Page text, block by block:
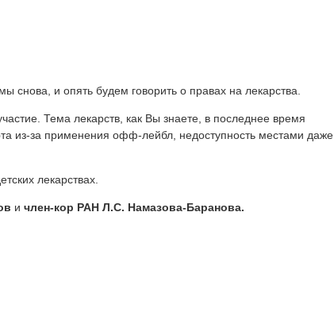
снова, и опять будем говорить о правах на лекарства.
Тема лекарств, как Вы знаете, в последнее время
из-за применения офф-лейбл, недоступность местами даже
лекарствах.
и член-кор РАН Л.С. Намазова-Баранова.